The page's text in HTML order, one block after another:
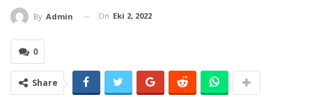
By Admin On Eki 2, 2022
0
Share